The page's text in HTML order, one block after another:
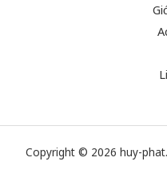
Copyright © 2026 huy-